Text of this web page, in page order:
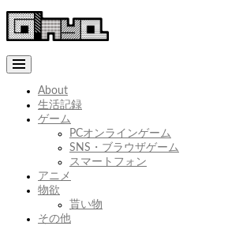
コ
ン
ン
ツ
About
生活記録
ゲーム
PCオンラインゲーム
SNS・ブラウザゲーム
スマートフォン
アニメ
物欲
貰い物
その他